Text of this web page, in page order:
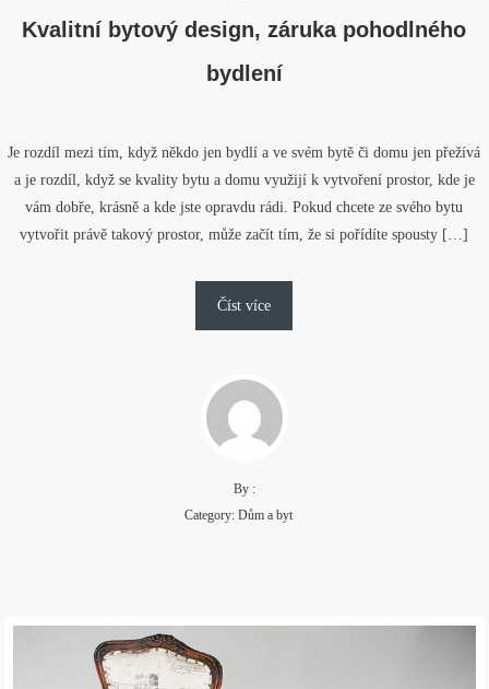
Kvalitní bytový design, záruka pohodlného
bydlení
Je rozdíl mezi tím, když někdo jen bydlí a ve svém bytě či domu jen přežívá
a je rozdíl, když se kvality bytu a domu využijí k vytvoření prostor, kde je
vám dobře, krásně a kde jste opravdu rádi. Pokud chcete ze svého bytu
vytvořit právě takový prostor, může začít tím, že si pořídíte spousty […]
Číst více
By :
Category:Dům a byt